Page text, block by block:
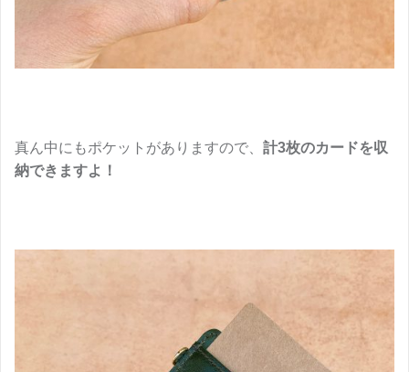
真ん中にもポケットがありますので、 計3枚のカードを収
納できますよ！